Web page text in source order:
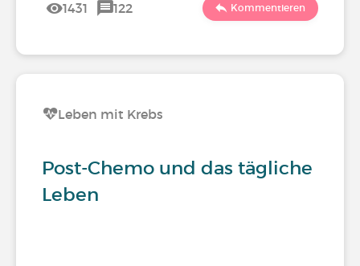
1431 122 Kommentieren
Leben mit Krebs
Post-Chemo und das tägliche
Leben